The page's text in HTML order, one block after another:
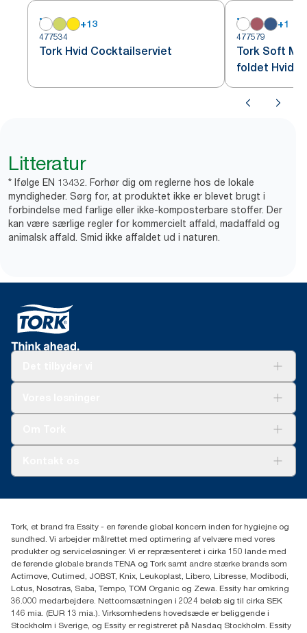
+13
477534
Tork Hvid Cocktailserviet
+1
477579
Tork Soft
foldet Hvid
Litteratur
* Ifølge EN 13432. Forhør dig om reglerne hos de lokale
myndigheder. Sørg for, at produktet ikke er blevet brugt i
forbindelse med farlige eller ikke-komposterbare stoffer. Der
kan være særlige regler for kommercielt affald, madaffald og
animalsk affald. Smid ikke affaldet ud i naturen.
Smiley-rapport
(+45) 48 16 82 44
Professional Hygiene
Gydevang 33
DK-3450 Allerød
Tork, et brand fra Essity - en førende global koncern inden for hygiejne og
sundhed. Vi arbejder målrettet med optimering af velvære med vores
produkter og serviceløsninger. Vi er repræsenteret i cirka 150 lande med
de førende globale brands TENA og Tork samt andre stærke brands som
Actimove, Cutimed, JOBST, Knix, Leukoplast, Libero, Libresse, Modibodi,
Lotus, Nosotras, Saba, Tempo, TOM Organic og Zewa. Essity har omkring
36.000 medarbejdere. Nettoomsætningen i 2024 beløb sig til cirka SEK
146 mia. (EUR 13 mia.). Virksomhedens hovedsæde er beliggende i
Stockholm i Sverige, og Essity er registreret på Nasdaq Stockholm. Essity